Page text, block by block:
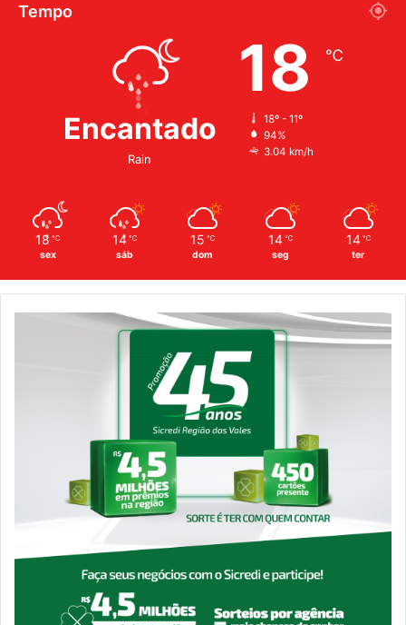
Tempo
Encantado
Rain
18 ℃
18º - 11º
94%
3.04 km/h
18 ℃
sex
14 ℃
sáb
15 ℃
dom
14 ℃
seg
14 ℃
ter